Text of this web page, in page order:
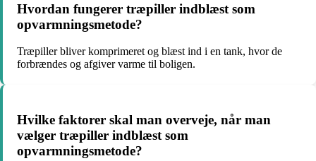
Hvordan fungerer træpiller indblæst som
opvarmningsmetode?
Træpiller bliver komprimeret og blæst ind i en tank, hvor de
forbrændes og afgiver varme til boligen.
Hvilke faktorer skal man overveje, når man
vælger træpiller indblæst som
opvarmningsmetode?